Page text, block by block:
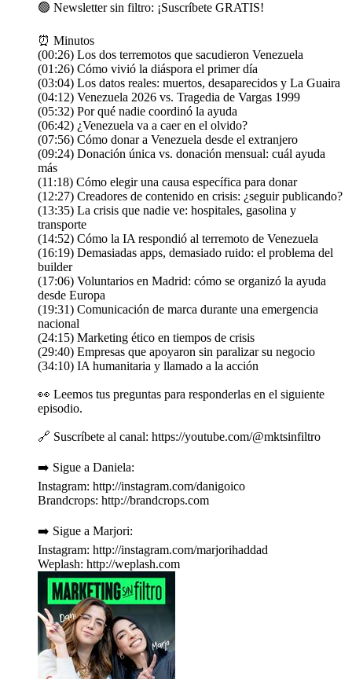
🟢 Newsletter sin filtro: ¡Suscríbete GRATIS!
⏰ Minutos
(00:26) Los dos terremotos que sacudieron Venezuela
(01:26) Cómo vivió la diáspora el primer día
(03:04) Los datos reales: muertos, desaparecidos y La Guaira
(04:12) Venezuela 2026 vs. Tragedia de Vargas 1999
(05:32) Por qué nadie coordinó la ayuda
(06:42) ¿Venezuela va a caer en el olvido?
(07:56) Cómo donar a Venezuela desde el extranjero
(09:24) Donación única vs. donación mensual: cuál ayuda
más
(11:18) Cómo elegir una causa específica para donar
(12:27) Creadores de contenido en crisis: ¿seguir publicando?
(13:35) La crisis que nadie ve: hospitales, gasolina y
transporte
(14:52) Cómo la IA respondió al terremoto de Venezuela
(16:19) Demasiadas apps, demasiado ruido: el problema del
builder
(17:06) Voluntarios en Madrid: cómo se organizó la ayuda
desde Europa
(19:31) Comunicación de marca durante una emergencia
nacional
(24:15) Marketing ético en tiempos de crisis
(29:40) Empresas que apoyaron sin paralizar su negocio
(34:10) IA humanitaria y llamado a la acción
👀 Leemos tus preguntas para responderlas en el siguiente
episodio.
🔗 Suscríbete al canal: https://youtube.com/@mktsinfiltro
➡️ Sigue a Daniela:
Instagram: http://instagram.com/danigoico
Brandcrops: http://brandcrops.com
➡️ Sigue a Marjori:
Instagram: http://instagram.com/marjorihaddad
Weplash: http://weplash.com